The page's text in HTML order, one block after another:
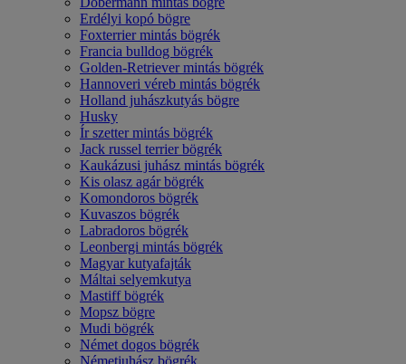
Erdélyi kopó bögre
Foxterrier mintás bögrék
Francia bulldog bögrék
Golden-Retriever mintás bögrék
Hannoveri véreb mintás bögrék
Holland juhászkutyás bögre
Husky
Ír szetter mintás bögrék
Jack russel terrier bögrék
Kaukázusi juhász mintás bögrék
Kis olasz agár bögrék
Komondoros bögrék
Kuvaszos bögrék
Labradoros bögrék
Leonbergi mintás bögrék
Magyar kutyafajták
Máltai selyemkutya
Mastiff bögrék
Mopsz bögre
Mudi bögrék
Német dogos bögrék
Németjuhász bögrék